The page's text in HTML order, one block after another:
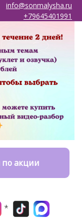
info@sonmalysha.ru
+79645401991
по акции
*